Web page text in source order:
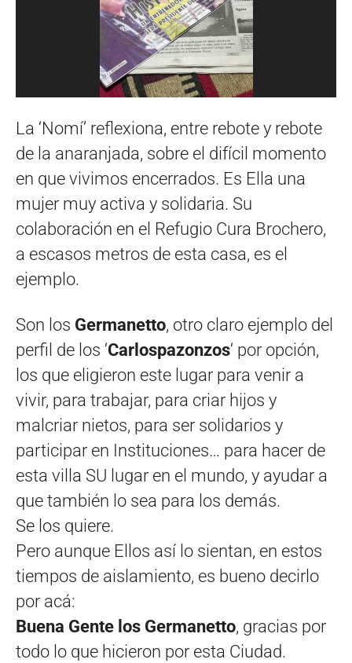
La ‘Nomí’ reflexiona, entre rebote y rebote
de la anaranjada, sobre el difícil momento
en que vivimos encerrados. Es Ella una
mujer muy activa y solidaria. Su
colaboración en el Refugio Cura Brochero,
a escasos metros de esta casa, es el
ejemplo.
Son los Germanetto, otro claro ejemplo del
perfil de los ‘Carlospazonzos‘ por opción,
los que eligieron este lugar para venir a
vivir, para trabajar, para criar hijos y
malcriar nietos, para ser solidarios y
participar en Instituciones… para hacer de
esta villa SU lugar en el mundo, y ayudar a
que también lo sea para los demás.
Se los quiere.
Pero aunque Ellos así lo sientan, en estos
tiempos de aislamiento, es bueno decirlo
por acá:
Buena Gente los Germanetto, gracias por
todo lo que hicieron por esta Ciudad.